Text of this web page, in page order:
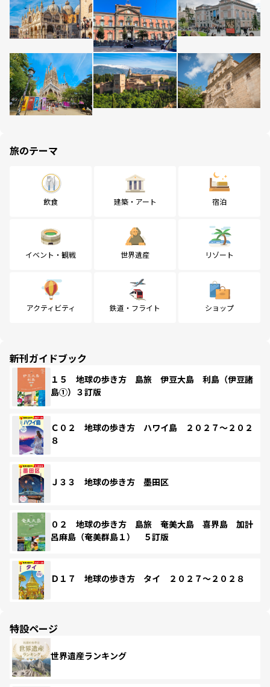
旅のテーマ
飲食 建築・アート 宿泊
イベント・観戦 世界遺産 リゾート
アクティビティ 鉄道・フライト ショップ
新刊ガイドブック
１５ 地球の歩き方 島旅 伊豆大島 利島（伊豆諸
島①）３訂版
Ｃ０２ 地球の歩き方 ハワイ島 ２０２７～２０２
８
Ｊ３３ 地球の歩き方 墨田区
０２ 地球の歩き方 島旅 奄美大島 喜界島 加計
呂麻島（奄美群島１） ５訂版
Ｄ１７ 地球の歩き方 タイ ２０２７～２０２８
特設ページ
世界遺産ランキング